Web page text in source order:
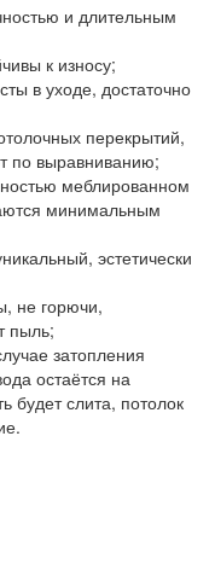
и длительным
к износу;
в уходе, достаточно
перекрытий,
по выравниванию;
меблированном
минимальным
эстетически
не горючи,
пыль;
затопления
остаётся на
будет слита, потолок